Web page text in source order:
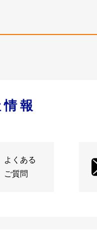
報
よくある
ご質問